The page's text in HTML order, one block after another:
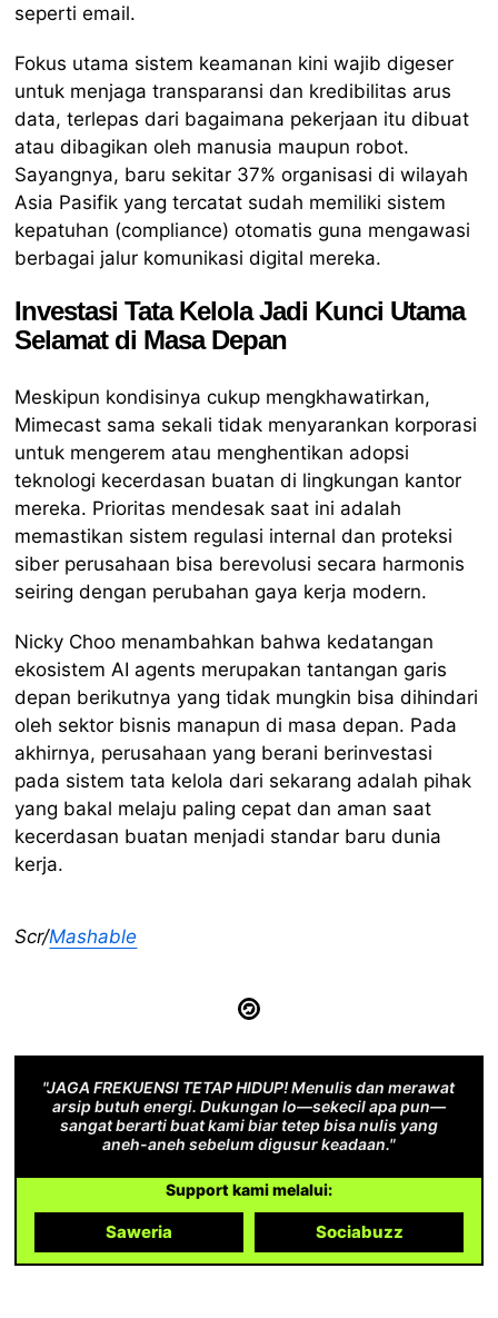
seperti email.
Fokus utama sistem keamanan kini wajib digeser
untuk menjaga transparansi dan kredibilitas arus
data, terlepas dari bagaimana pekerjaan itu dibuat
atau dibagikan oleh manusia maupun robot.
Sayangnya, baru sekitar 37% organisasi di wilayah
Asia Pasifik yang tercatat sudah memiliki sistem
kepatuhan (compliance) otomatis guna mengawasi
berbagai jalur komunikasi digital mereka.
Investasi Tata Kelola Jadi Kunci Utama
Selamat di Masa Depan
Meskipun kondisinya cukup mengkhawatirkan,
Mimecast sama sekali tidak menyarankan korporasi
untuk mengerem atau menghentikan adopsi
teknologi kecerdasan buatan di lingkungan kantor
mereka. Prioritas mendesak saat ini adalah
memastikan sistem regulasi internal dan proteksi
siber perusahaan bisa berevolusi secara harmonis
seiring dengan perubahan gaya kerja modern.
Nicky Choo menambahkan bahwa kedatangan
ekosistem AI agents merupakan tantangan garis
depan berikutnya yang tidak mungkin bisa dihindari
oleh sektor bisnis manapun di masa depan. Pada
akhirnya, perusahaan yang berani berinvestasi
pada sistem tata kelola dari sekarang adalah pihak
yang bakal melaju paling cepat dan aman saat
kecerdasan buatan menjadi standar baru dunia
kerja.
Scr/Mashable
"JAGA FREKUENSI TETAP HIDUP! Menulis dan merawat
arsip butuh energi. Dukungan lo—sekecil apa pun—
sangat berarti buat kami biar tetep bisa nulis yang
aneh-aneh sebelum digusur keadaan."
Support kami melalui:
Saweria Sociabuzz